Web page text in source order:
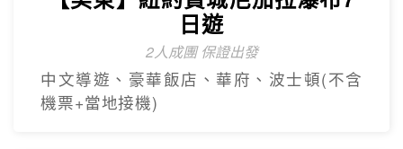
【杜拜】豪華五星夢幻杜拜7天
4人成團
最新網紅景點特集~黃金相框、未來博物
館、杜拜之眼